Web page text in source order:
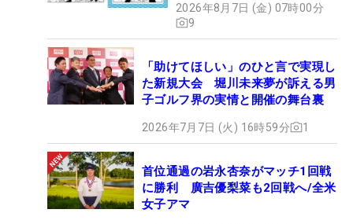
2026年8月7日 (金) 07時00分
9
「助けてほしい」のひと言で実現し
た新規大会 堀川未来夢が訴える男
子ゴルフ界の実情と開催の舞台裏
2026年7月7日 (火) 16時59分 1
首位通過の岩永杏奈がマッチ1回戦
に勝利 廣吉優梨菜も2回戦へ/全米
女子アマ